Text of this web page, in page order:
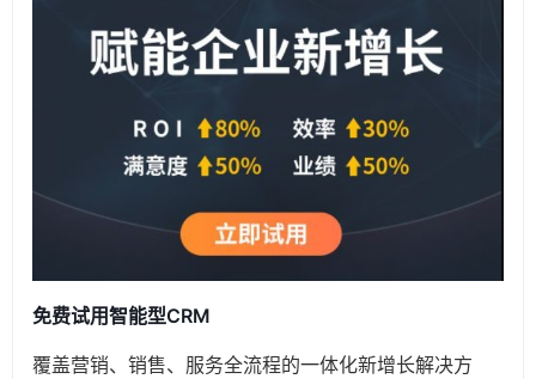
免费试用智能型CRM
覆盖营销、销售、服务全流程的一体化新增长解决方